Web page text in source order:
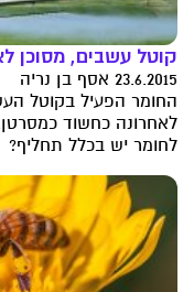
קוטל עשבים, מסוכן
23.6.2015 אסף בן נריה
החומר הפעיל בקוטל
לאחרונה כחשוד
לחומר יש בכלל תחליף?